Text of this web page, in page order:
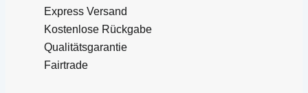
Express Versand
Kostenlose Rückgabe
Qualitätsgarantie
Fairtrade